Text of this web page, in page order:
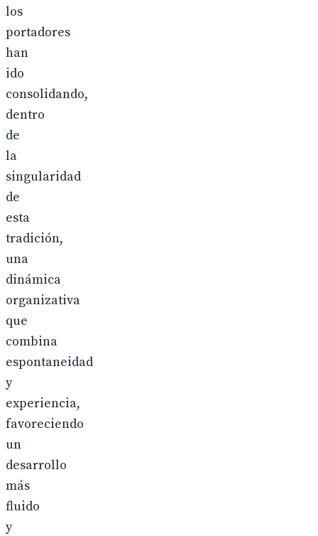
los
portadores
han
ido
consolidando,
dentro
de
la
singularidad
de
esta
tradición,
una
dinámica
organizativa
que
combina
espontaneidad
y
experiencia,
favoreciendo
un
desarrollo
más
fluido
y